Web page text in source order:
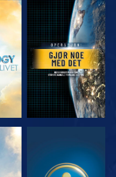
SE
SE